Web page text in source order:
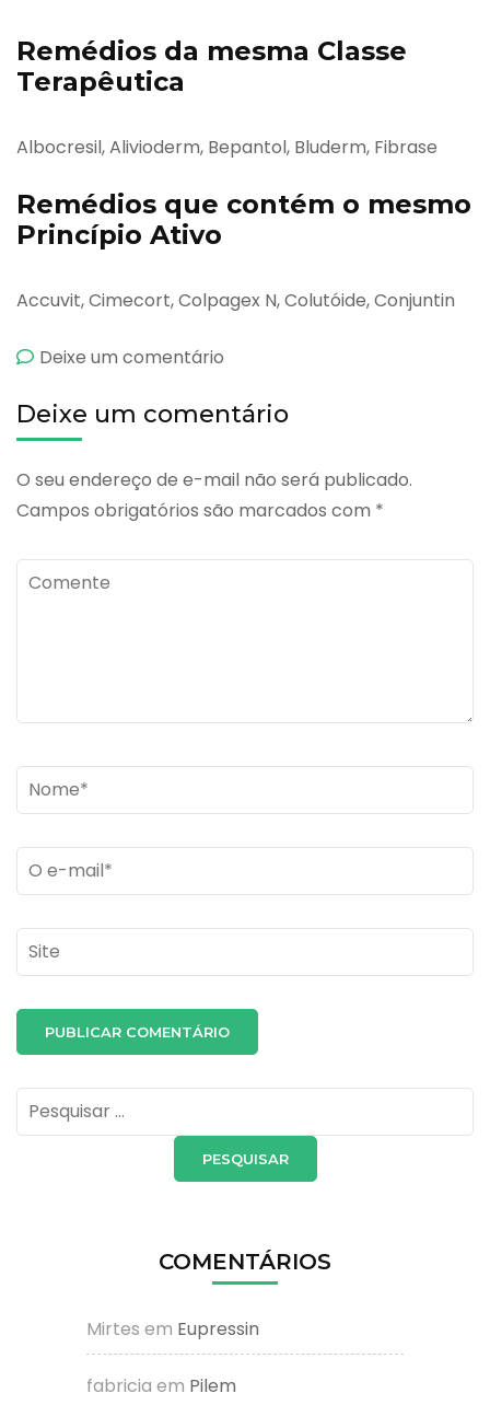
Remédios da mesma Classe
Terapêutica
Albocresil, Alivioderm, Bepantol, Bluderm, Fibrase
Remédios que contém o mesmo
Princípio Ativo
Accuvit, Cimecort, Colpagex N, Colutóide, Conjuntin
Deixe um comentário
Deixe um comentário
O seu endereço de e-mail não será publicado.
Campos obrigatórios são marcados com *
Comente
Name*
Email *
Site
Pesquisar
por:
COMENTÁRIOS
Mirtes em Eupressin
fabricia em Pilem